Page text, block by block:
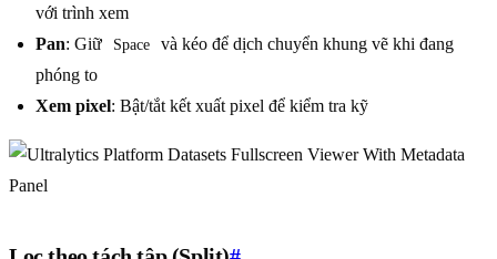
với trình xem
Pan: Giữ Space
và kéo để dịch chuyển khung vẽ khi đang
phóng to
Xem pixel: Bật/tắt kết xuất pixel để kiểm tra kỹ